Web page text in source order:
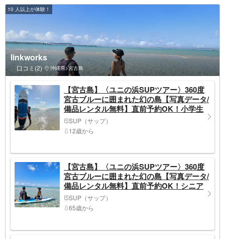
10 人以上が体験！
linkworks
口コミ(2) 沖縄県>宮古島
【宮古島】〈ユニの浜SUPツアー〉360度
宮古ブルーに囲まれた幻の島【写真データ/
備品レンタル無料】直前予約OK！小学生
以上、女性お一人もおすすめ♪ヒルトン宮
古島プールとランチブッフェ割引券付
SUP（サップ）
12歳から
【宮古島】〈ユニの浜SUPツアー〉360度
宮古ブルーに囲まれた幻の島【写真データ/
備品レンタル無料】直前予約OK！シニア
でも安心★60歳以上参加可能♪ヒルトン宮
古島プールとランチブッフェ割引券付
SUP（サップ）
65歳から